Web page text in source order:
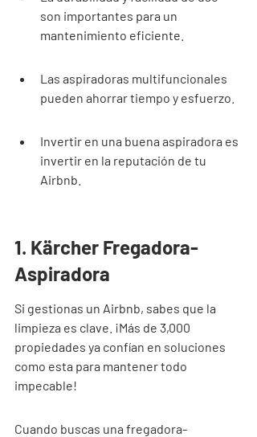
son importantes para un
mantenimiento eficiente.
Las aspiradoras multifuncionales
pueden ahorrar tiempo y esfuerzo.
Invertir en una buena aspiradora es
invertir en la reputación de tu
Airbnb.
1. Kärcher Fregadora-
Aspiradora
Si gestionas un Airbnb, sabes que la
limpieza es clave. ¡Más de 3,000
propiedades ya confían en soluciones
como esta para mantener todo
impecable!
Cuando buscas una fregadora-